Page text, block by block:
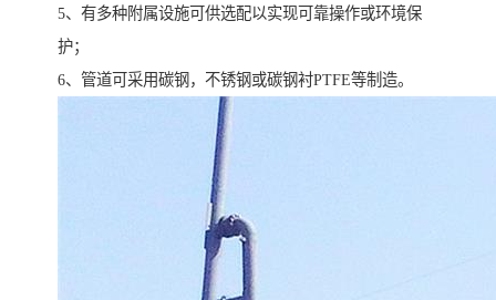
5、有多种附属设施可供选配以实现可靠操作或环境保
护；
6、管道可采用碳钢，不锈钢或碳钢衬PTFE等制造。